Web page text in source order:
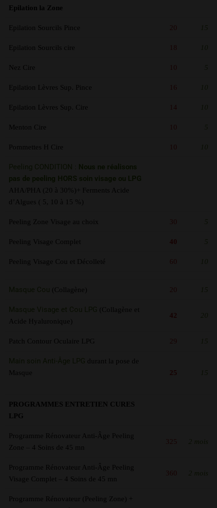
Epilation la Zone
Epilation Sourcils Pince 20 15
Epilation Sourcils cire 18 10
Nez Cire 10 5
Epilation Lèvres Sup. Pince 16 10
Epilation Lèvres Sup. Cire 14 10
Menton Cire 10 5
Pommettes H Cire 10 10
Peeling CONDITION : Nous ne réalisons
pas de peeling HORS soin visage ou LPG
AHA/PHA (20 à 30%)+ Ferments Acide
d’Algues ( 5, 10 à 15 %)
Peeling Zone Visage au choix 30 5
Peeling Visage Complet 40 5
Peeling Visage Cou et Décolleté 60 10
Masque Cou (Collagène) 20 15
Masque Visage et Cou LPG (Collagène et
Acide Hyaluronique)
42 20
Patch Contour Oculaire LPG 29 15
Main soin Anti-Âge LPG durant la pose de
Masque
25 15
PROGRAMMES ENTRETIEN CURES
LPG
Programme Rénovateur Anti-Âge Peeling
Zone – 4 Soins de 45 mn
325 2 mois
Programme Rénovateur Anti-Âge Peeling
Visage Complet – 4 Soins de 45 mn
360 2 mois
Programme Rénovateur (Peeling Zone) +